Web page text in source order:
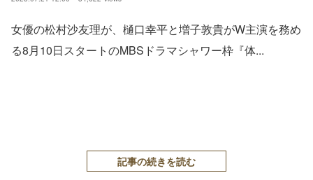
女優の松村沙友理が、樋口幸平と増子敦貴がW主演を務め
る8月10日スタートのMBSドラマシャワー枠『体...
記事の続きを読む